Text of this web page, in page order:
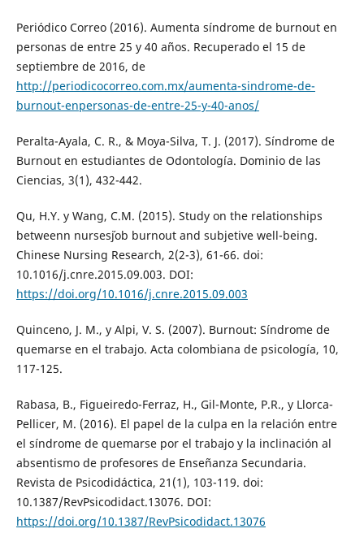
Periódico Correo (2016). Aumenta síndrome de burnout en
personas de entre 25 y 40 años. Recuperado el 15 de
septiembre de 2016, de
http://periodicocorreo.com.mx/aumenta-sindrome-de-
burnout-enpersonas-de-entre-25-y-40-anos/
Peralta-Ayala, C. R., & Moya-Silva, T. J. (2017). Síndrome de
Burnout en estudiantes de Odontología. Dominio de las
Ciencias, 3(1), 432-442.
Qu, H.Y. y Wang, C.M. (2015). Study on the relationships
betweenn nurses´job burnout and subjetive well-being.
Chinese Nursing Research, 2(2-3), 61-66. doi:
10.1016/j.cnre.2015.09.003. DOI:
https://doi.org/10.1016/j.cnre.2015.09.003
Quinceno, J. M., y Alpi, V. S. (2007). Burnout: Síndrome de
quemarse en el trabajo. Acta colombiana de psicología, 10,
117-125.
Rabasa, B., Figueiredo-Ferraz, H., Gil-Monte, P.R., y Llorca-
Pellicer, M. (2016). El papel de la culpa en la relación entre
el síndrome de quemarse por el trabajo y la inclinación al
absentismo de profesores de Enseñanza Secundaria.
Revista de Psicodidáctica, 21(1), 103-119. doi:
10.1387/RevPsicodidact.13076. DOI:
https://doi.org/10.1387/RevPsicodidact.13076